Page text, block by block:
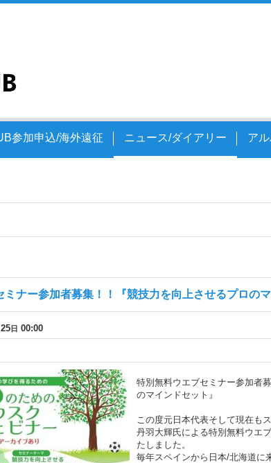
参加申込/海外遠征 ニュース/ダイアリー ア
ミナー参加者募集！！『競技力を向上させるプロのマ
25日 00:00
特別無料ウエブセミナー参加者
のマインドセット』
この度元日本代表そして現在も
丹羽大輝氏による特別無料ウエ
たしました。
毎年スペインから日本/北海道に